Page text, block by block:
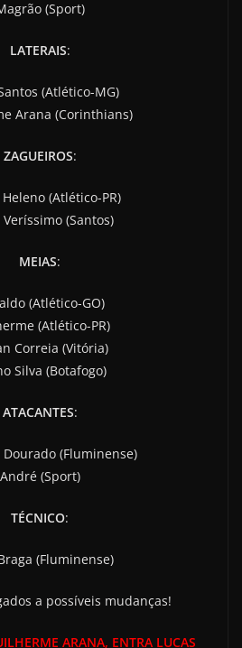
(Sport)
LATERAIS:
(Atlético-MG)
Arana (Corinthians)
ZAGUEIROS:
(Atlético-PR)
Veríssimo (Santos)
MEIAS:
(Atlético-GO)
(Atlético-PR)
Correia (Vitória)
Silva (Botafogo)
ATACANTES:
(Fluminense)
André (Sport)
TÉCNICO:
(Fluminense)
a possíveis mudanças!
ARANA, ENTRA LUCAS